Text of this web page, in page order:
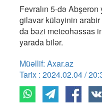
Fevralın 5-də Abşeron
gilavar küləyinin
da bəzi meteohəssas
yarada bilər.
Müəllif: Axar.az
Tarix : 2024.02.04 /